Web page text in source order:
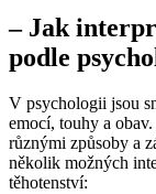
– Jak
podle
V psychologii jsou
emocí, touhy a
různými způsoby a
několik možných
těhotenství: